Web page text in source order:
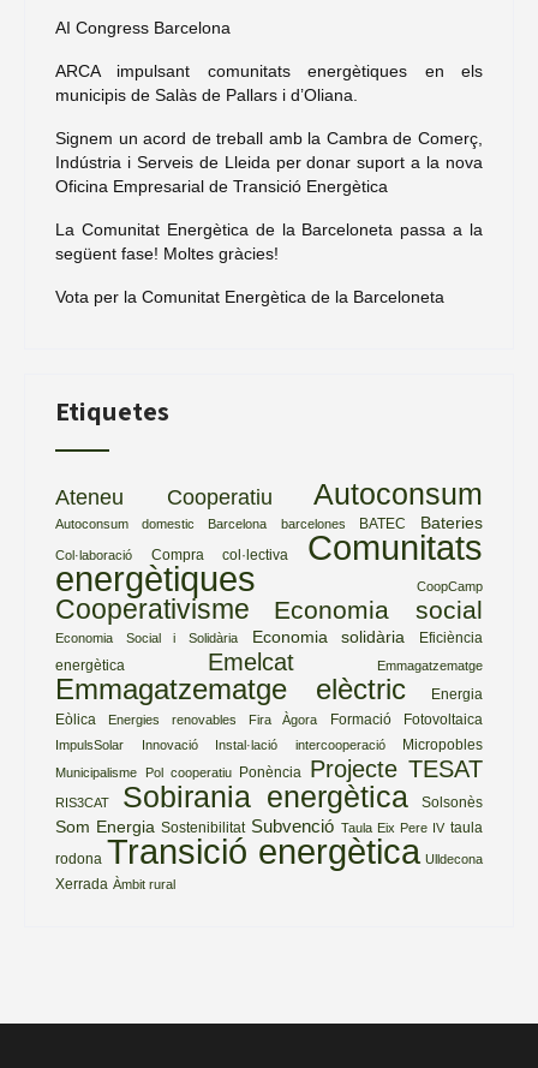
AI Congress Barcelona
ARCA impulsant comunitats energètiques en els
municipis de Salàs de Pallars i d’Oliana.
Signem un acord de treball amb la Cambra de Comerç,
Indústria i Serveis de Lleida per donar suport a la nova
Oficina Empresarial de Transició Energètica
La Comunitat Energètica de la Barceloneta passa a la
següent fase! Moltes gràcies!
Vota per la Comunitat Energètica de la Barceloneta
Etiquetes
Ateneu Cooperatiu Autoconsum
Autoconsum domestic Barcelona barcelones BATEC Bateries
Col·laboració Compra col·lectiva Comunitats
energètiques CoopCamp
Cooperativisme Economia social
Economia Social i Solidària Economia solidària
Eficiència
energètica
Emelcat Emmagatzematge
Emmagatzematge elèctric
Energia
Eòlica
Energies renovables Fira Àgora Formació Fotovoltaica
ImpulsSolar Innovació Instal·lació intercooperació Micropobles
Municipalisme Pol cooperatiu Ponència Projecte TESAT
RIS3CAT Sobirania energètica Solsonès
Som Energia Sostenibilitat Subvenció Taula Eix Pere IV taula
rodona Transició energètica Ulldecona
Xerrada Àmbit rural